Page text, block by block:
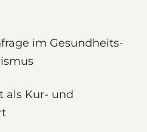
im Gesundheits-
als Kur- und